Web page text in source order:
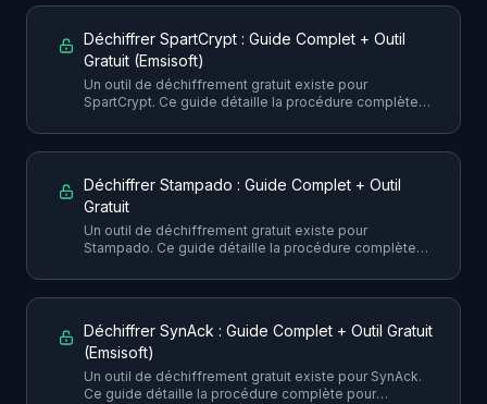
Déchiffrer SpartCrypt : Guide Complet + Outil
Gratuit (Emsisoft)
Un outil de déchiffrement gratuit existe pour
SpartCrypt. Ce guide détaille la procédure complète
toutes les précautions nécessaires.
Déchiffrer Stampado : Guide Complet + Outil
Gratuit
Un outil de déchiffrement gratuit existe pour
Stampado. Ce guide détaille la procédure complète
toutes les précautions nécessaires.
Déchiffrer SynAck : Guide Complet + Outil Gratuit
(Emsisoft)
Un outil de déchiffrement gratuit existe pour SynAck.
Ce guide détaille la procédure complète pour